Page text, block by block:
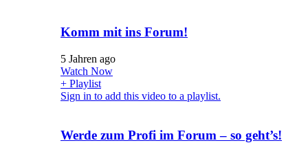
Komm mit ins Forum!
5 Jahren ago
Watch Now
+ Playlist
Sign in to add this video to a playlist.
Werde zum Profi im Forum – so geht’s!